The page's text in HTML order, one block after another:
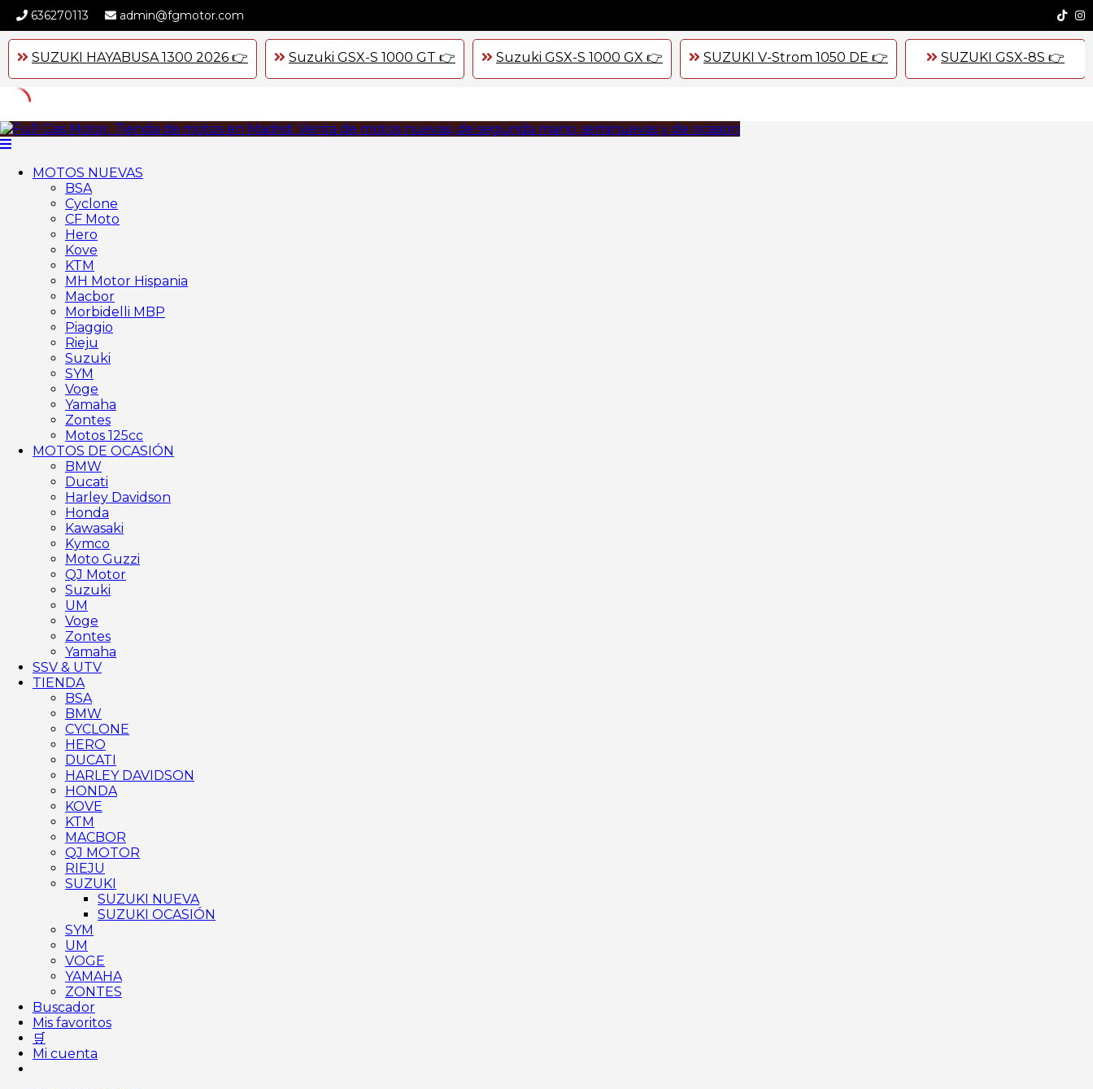
636270113 admin@fgmotor.com
SUZUKI HAYABUSA 1300 2026 👉 Suzuki GSX-S 1000 GT 👉 Suzuki GSX-S 1000 GX 👉 SUZUKI V-Strom 1050 DE 👉 SUZUKI GSX-8S 👉
Skip
to
MOTOS NUEVAS
BSA
Cyclone
CF Moto
Hero
Kove
KTM
MH Motor Hispania
Macbor
Morbidelli MBP
Piaggio
Rieju
Suzuki
SYM
Voge
Yamaha
Zontes
Motos 125cc
MOTOS DE OCASIÓN
BMW
Ducati
Harley Davidson
Honda
Kawasaki
Kymco
Moto Guzzi
QJ Motor
Suzuki
UM
Voge
Zontes
Yamaha
SSV & UTV
TIENDA
BSA
BMW
CYCLONE
HERO
DUCATI
HARLEY DAVIDSON
HONDA
KOVE
KTM
MACBOR
QJ MOTOR
RIEJU
SUZUKI
SUZUKI NUEVA
SUZUKI OCASIÓN
SYM
UM
VOGE
YAMAHA
ZONTES
Buscador
Mis favoritos
🛒
Mi cuenta